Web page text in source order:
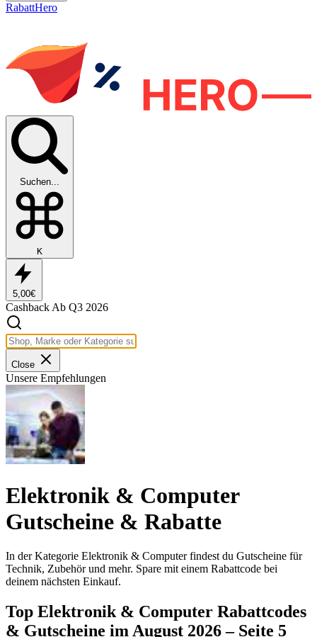
RabattHero
Suchen...
K
5,00€
CashbackAb Q3 2026
Close
Unsere Empfehlungen
Elektronik & Computer
Gutscheine & Rabatte
In der Kategorie Elektronik & Computer findest du Gutscheine für
Technik, Zubehör und mehr. Spare mit einem Rabattcode bei
deinem nächsten Einkauf.
Top Elektronik & Computer Rabattcodes
& Gutscheine im August 2026 – Seite 5